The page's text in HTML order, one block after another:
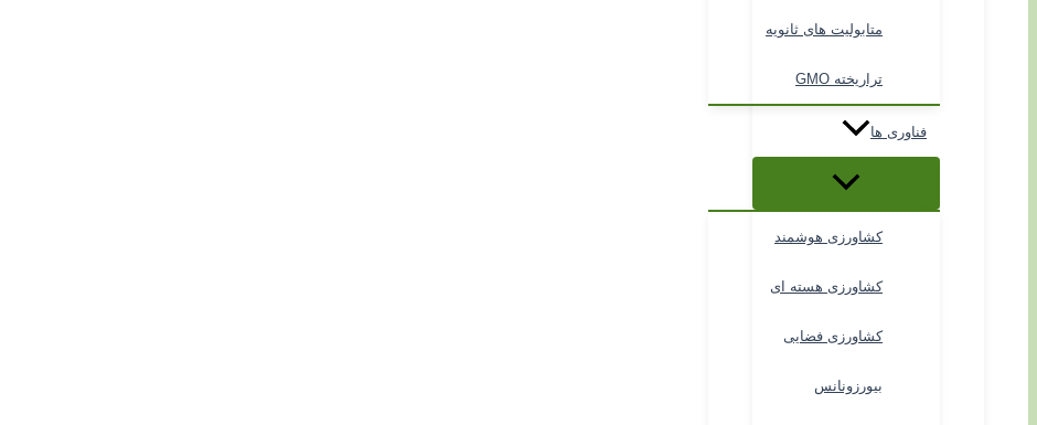
متابولیت های ثانویه
تراریخته GMO
فناوری ها
کشاورزی هوشمند
کشاورزی هسته ای
کشاورزی فضایی
بیورزونانس